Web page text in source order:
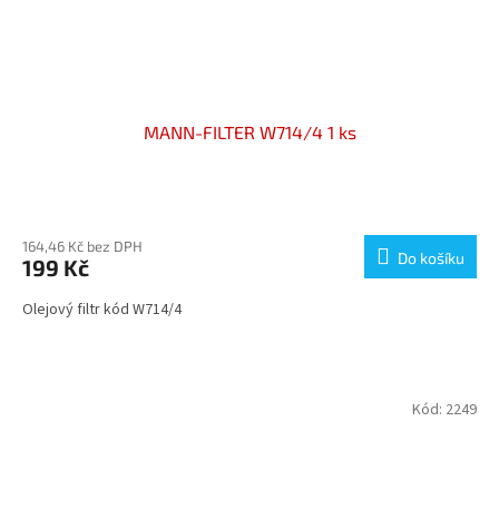
MANN-FILTER W714/4 1 ks
164,46 Kč bez DPH
199 Kč Do košíku
Olejový filtr kód W714/4
Kód: 2249